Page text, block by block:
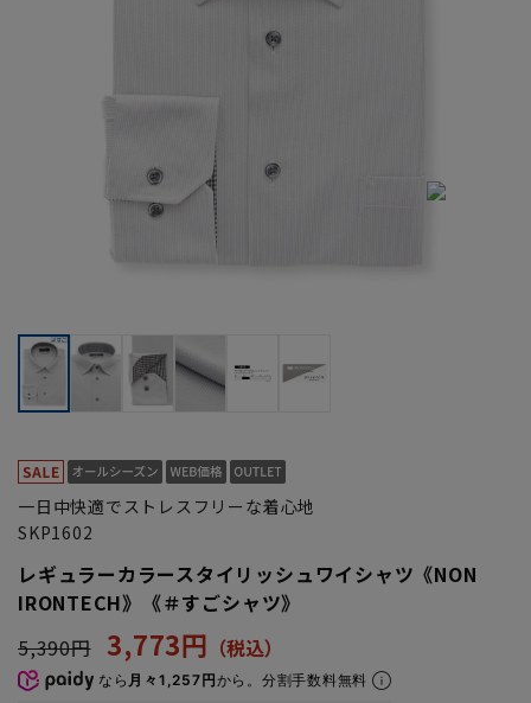
一日中快適でストレスフリーな着心地
SKP1602
レギュラーカラースタイリッシュワイシャツ《NON
IRONTECH》《＃すごシャツ》
5,390円 3,773円
なら 月々1,257円から。分割手数料無料